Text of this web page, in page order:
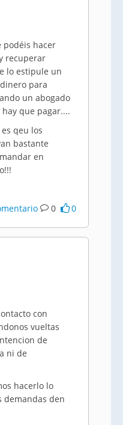
podéis hacer
recuperar
lo estipule un
para
un abogado
que pagar....
qeu los
bastante
en
0 0
con
vueltas
de
ni de
hacerlo lo
demandas den